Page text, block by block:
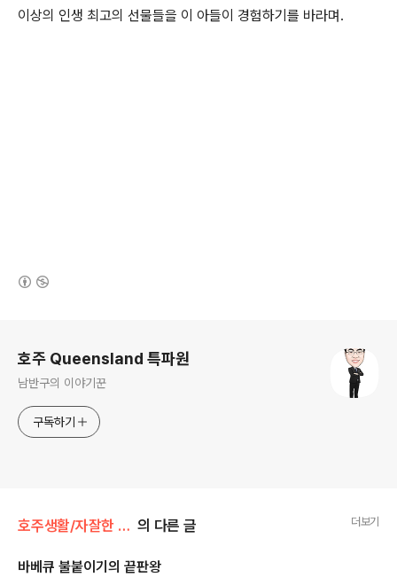
이상의 인생 최고의 선물들을 이 아들이 경험하기를 바라며.
호주 Queensland 특파원
남반구의 이야기꾼
구독하기
호주생활/자잘한 정보들 의 다른 글 더보기
바베큐 불붙이기의 끝판왕